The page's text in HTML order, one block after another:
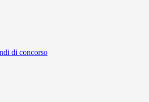
di concorso